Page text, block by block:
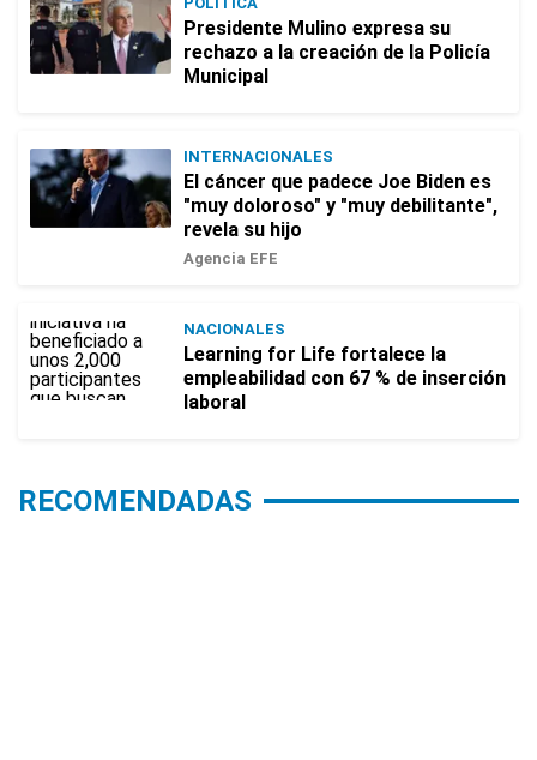
Presidente Mulino expresa su
rechazo a la creación de la Policía
Municipal
INTERNACIONALES
El cáncer que padece Joe Biden es
"muy doloroso" y "muy debilitante",
revela su hijo
Agencia EFE
NACIONALES
Learning for Life fortalece la
empleabilidad con 67 % de inserción
laboral
RECOMENDADAS